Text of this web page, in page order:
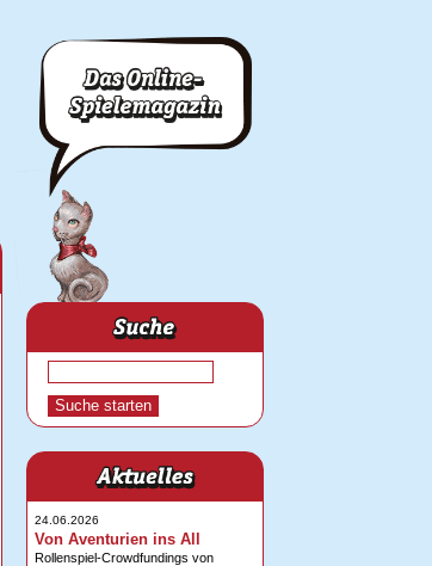
24.06.2026
Von Aventurien ins All
Rollenspiel-Crowdfundings von